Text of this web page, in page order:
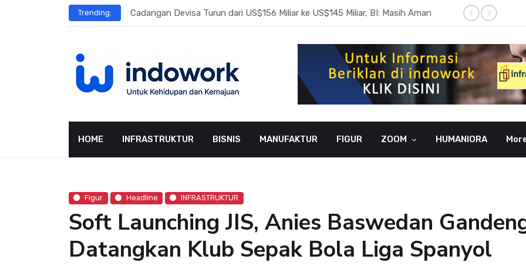
Trending: Cadangan Devisa Turun dari US$156 Miliar ke US$145 Miliar, BI: Masih Aman BI
HOME INFRASTRUKTUR BISNIS MANUFAKTUR FIGUR ZOOM HUMANIORA
Figur Headline INFRASTRUKTUR
Soft Launching JIS, Anies Baswedan
Datangkan Klub Sepak Bola Liga Spanyol